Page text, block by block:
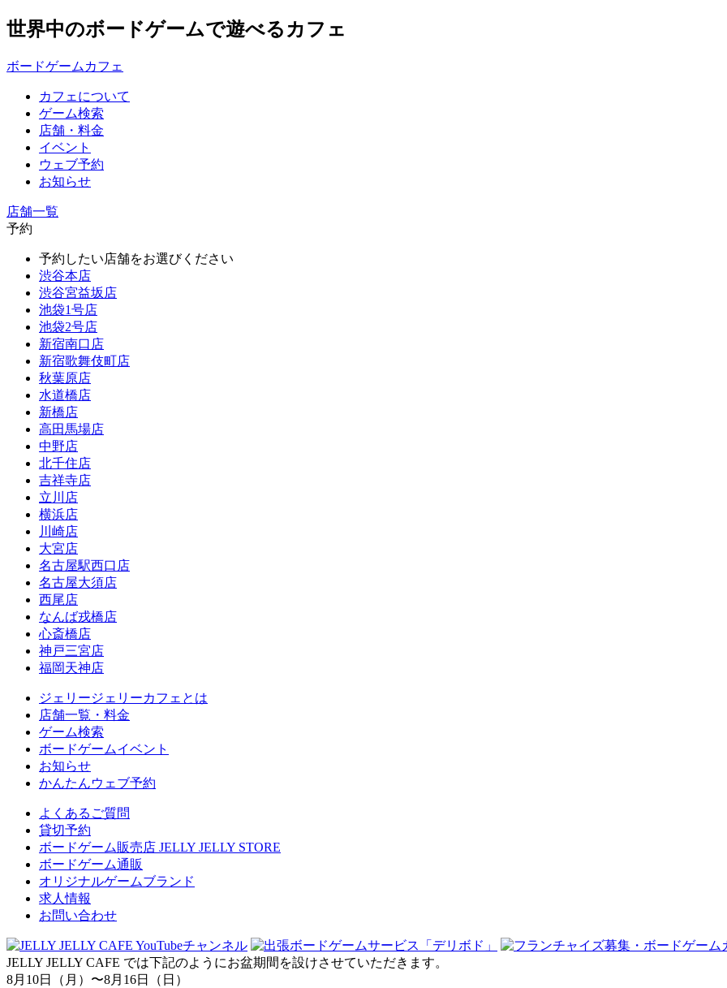
世界中のボードゲームで遊べるカフェ
ボードゲームカフェ
カフェについて
ゲーム検索
店舗・料金
イベント
ウェブ予約
お知らせ
店舗一覧
予約
予約したい店舗をお選びください
渋谷本店
渋谷宮益坂店
池袋1号店
池袋2号店
新宿南口店
新宿歌舞伎町店
秋葉原店
水道橋店
新橋店
高田馬場店
中野店
北千住店
吉祥寺店
立川店
横浜店
川崎店
大宮店
名古屋駅西口店
名古屋大須店
西尾店
なんば戎橋店
心斎橋店
神戸三宮店
福岡天神店
ジェリージェリーカフェとは
店舗一覧・料金
ゲーム検索
ボードゲームイベント
お知らせ
かんたんウェブ予約
よくあるご質問
貸切予約
ボードゲーム販売店 JELLY JELLY STORE
ボードゲーム通販
オリジナルゲームブランド
求人情報
お問い合わせ
JELLY JELLY CAFE では下記のようにお盆期間を設けさせていただきます。
8月10日（月）〜8月16日（日）